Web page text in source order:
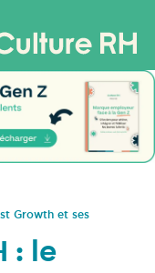
Growth et ses
: le